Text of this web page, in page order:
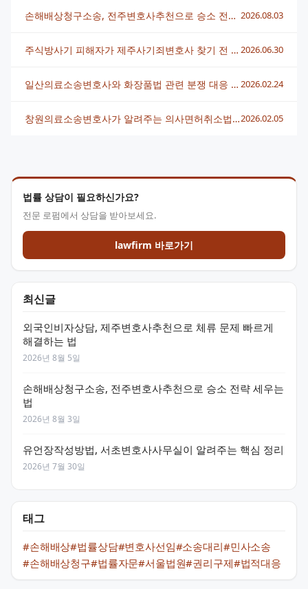
법률 상담이 필요하신가요?
전문 로펌에서 상담을 받아보세요.
lawfirm 바로가기
최신글
외국인비자상담, 제주변호사추천으로 체류 문제 빠르게
해결하는 법
2026년 8월 5일
손해배상청구소송, 전주변호사추천으로 승소 전략 세우는
법
2026년 8월 3일
유언장작성방법, 서초변호사사무실이 알려주는 핵심 정리
2026년 7월 30일
태그
#손해배상#법률상담#변호사선임#소송대리#민사소송
#손해배상청구#법률자문#서울법원#권리구제#법적대응
손해배상청구소송, 전주변호사추천으로 승소 전략 세우는 법 2026.08.03
주식방사기 피해자가 제주사기죄변호사 찾기 전 꼭 알아야 할 대응 전략 2026.06.30
일산의료소송변호사와 화장품법 관련 분쟁 대응 전략 알아보기 2026.02.24
창원의료소송변호사가 알려주는 의사면허취소법 사례와 대응방안2026.02.05